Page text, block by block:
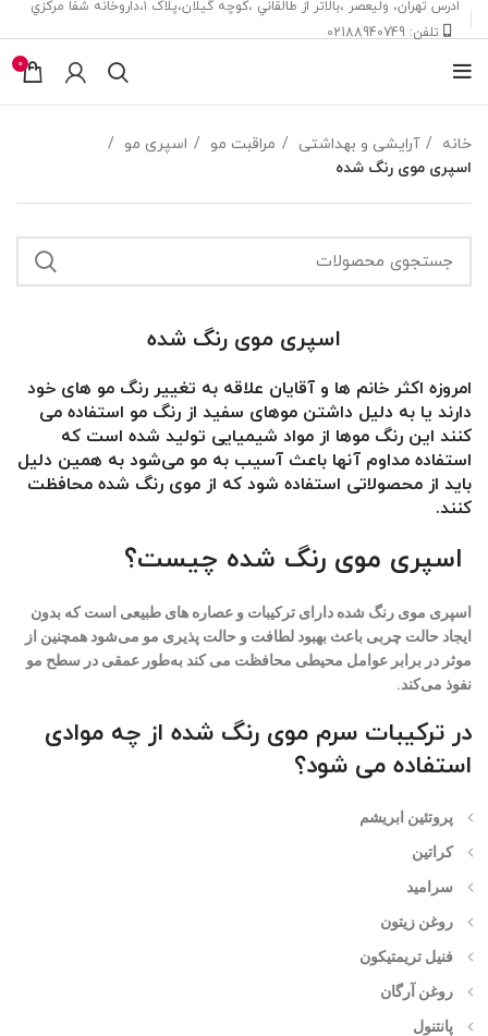
ادرس تهران، ‎وليعصر ،بالاتر از طالقاني ،كوچه گيلان،پلاک ۱،داروخانه شفا مركزي
تلفن: 02188940749
0
خانه آرایشی و بهداشتی مراقبت مو
اسپری مو
اسپری موی رنگ شده
اسپری موی رنگ شده
امروزه اکثر خانم ها و آقایان علاقه به تغییر رنگ مو های خود
دارند یا به دلیل داشتن موهای سفید از رنگ مو استفاده می
کنند این رنگ موها از مواد شیمیایی تولید شده است که
استفاده مداوم آنها باعث آسیب به مو می‌شود به همین دلیل
باید از محصولاتی استفاده شود که از موی رنگ شده محافظت
کنند.
اسپری موی رنگ شده چیست؟
اسپری موی رنگ شده دارای ترکیبات و عصاره های طبیعی است که بدون
ایجاد حالت چربی باعث بهبود لطافت و حالت پذیری مو می‌شود همچنین از
موثر در برابر عوامل محیطی محافظت می کند به‌طور عمقی در سطح مو
نفوذ می‌کند.
در ترکیبات سرم موی رنگ شده از چه موادی
استفاده می شود؟
پروتئین ابریشم
کراتین
سرامید
روغن زیتون
فنیل تریمتیکون
روغن آرگان
پانتنول